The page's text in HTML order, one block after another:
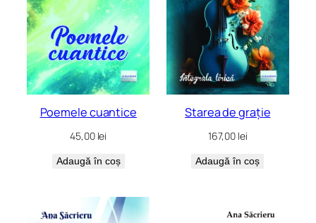
Poemele cuantice
45,00 lei
Adaugă în coș
Starea de grație
167,00 lei
Adaugă în coș